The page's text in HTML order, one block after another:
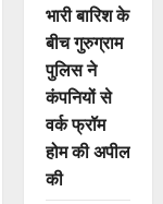
भारी बारिश के
बीच गुरुग्राम
पुलिस ने
कंपनियों से
वर्क फ्रॉम
होम की अपील
की